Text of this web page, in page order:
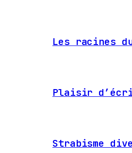
Les racines
Plaisir
Strabisme